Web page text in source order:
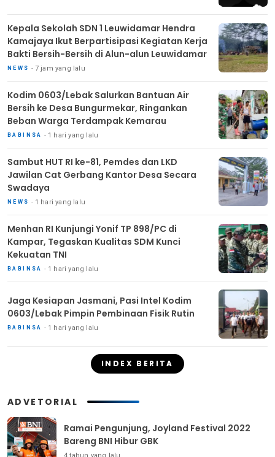
Kepala Sekolah SDN 1 Leuwidamar Hendra
Kamajaya Ikut Berpartisipasi Kegiatan Kerja
Bakti Bersih-Bersih di Alun-alun Leuwidamar
NEWS 7 jam yang lalu
Kodim 0603/Lebak Salurkan Bantuan Air
Bersih ke Desa Bungurmekar, Ringankan
Beban Warga Terdampak Kemarau
BABINSA 1 hari yang lalu
Sambut HUT RI ke-81, Pemdes dan LKD
Jawilan Cat Gerbang Kantor Desa Secara
Swadaya
NEWS 1 hari yang lalu
Menhan RI Kunjungi Yonif TP 898/PC di
Kampar, Tegaskan Kualitas SDM Kunci
Kekuatan TNI
BABINSA 1 hari yang lalu
Jaga Kesiapan Jasmani, Pasi Intel Kodim
0603/Lebak Pimpin Pembinaan Fisik Rutin
BABINSA 1 hari yang lalu
INDEX BERITA
ADVETORIAL
Ramai Pengunjung, Joyland Festival 2022
Bareng BNI Hibur GBK